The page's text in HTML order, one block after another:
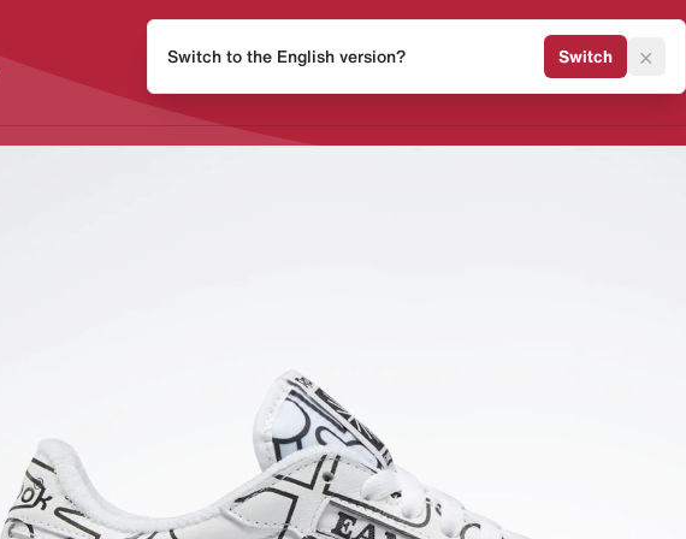
Release Kalender Sneaker
Switch to the English version? Switch ×